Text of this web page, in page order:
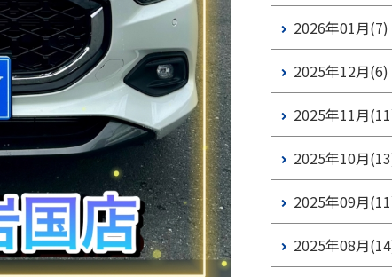
2026年01月(7)
2025年12月(6)
2025年11月
2025年10月
2025年09月
2025年08月